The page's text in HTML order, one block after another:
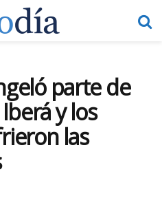
parte de
y los
las